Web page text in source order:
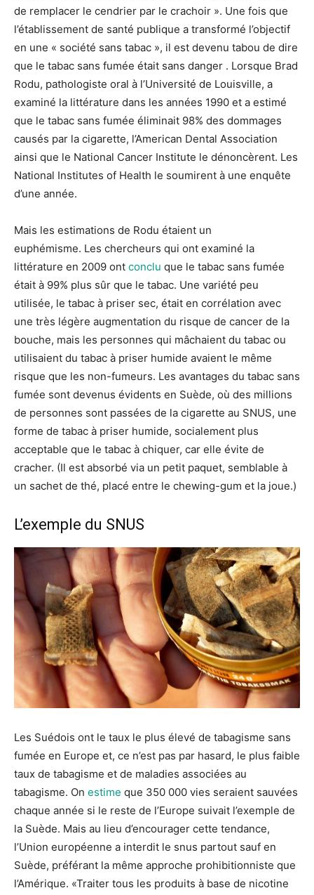
de remplacer le cendrier par le crachoir ». Une fois que
l’établissement de santé publique a transformé l’objectif
en une « société sans tabac », il est devenu tabou de dire
que le tabac sans fumée était sans danger . Lorsque Brad
Rodu, pathologiste oral à l’Université de Louisville, a
examiné la littérature dans les années 1990 et a estimé
que le tabac sans fumée éliminait 98% des dommages
causés par la cigarette, l’American Dental Association
ainsi que le National Cancer Institute le dénoncèrent. Les
National Institutes of Health le soumirent à une enquête
d’une année.
Mais les estimations de Rodu étaient un
euphémisme. Les chercheurs qui ont examiné la
littérature en 2009 ont conclu que le tabac sans fumée
était à 99% plus sûr que le tabac. Une variété peu
utilisée, le tabac à priser sec, était en corrélation avec
une très légère augmentation du risque de cancer de la
bouche, mais les personnes qui mâchaient du tabac ou
utilisaient du tabac à priser humide avaient le même
risque que les non-fumeurs. Les avantages du tabac sans
fumée sont devenus évidents en Suède, où des millions
de personnes sont passées de la cigarette au SNUS, une
forme de tabac à priser humide, socialement plus
acceptable que le tabac à chiquer, car elle évite de
cracher. (Il est absorbé via un petit paquet, semblable à
un sachet de thé, placé entre le chewing-gum et la joue.)
L’exemple du SNUS
Les Suédois ont le taux le plus élevé de tabagisme sans
fumée en Europe et, ce n’est pas par hasard, le plus faible
taux de tabagisme et de maladies associées au
tabagisme. On estime que 350 000 vies seraient sauvées
chaque année si le reste de l’Europe suivait l’exemple de
la Suède. Mais au lieu d’encourager cette tendance,
l’Union européenne a interdit le snus partout sauf en
Suède, préférant la même approche prohibitionniste que
l’Amérique. «Traiter tous les produits à base de nicotine